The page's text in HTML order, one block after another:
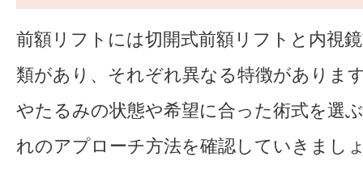
前額リフトには切開式前額リフトと内視
類があり、それぞれ異なる特徴がありま
やたるみの状態や希望に合った術式を選
れのアプローチ方法を確認していきまし